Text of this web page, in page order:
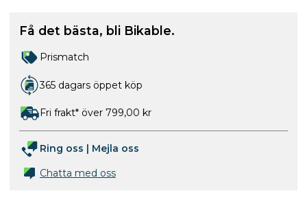
Få det bästa, bli Bikable.
Prismatch
365 dagars öppet köp
Fri frakt* över 799,00 kr
Ring oss | Mejla oss
Chatta med oss